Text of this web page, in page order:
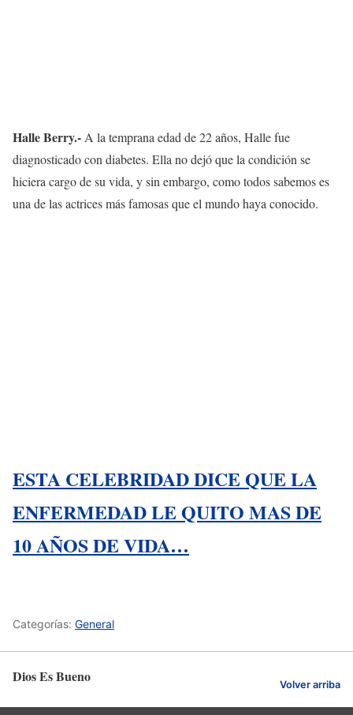
Halle Berry.-A la temprana edad de 22 años, Halle fue
diagnosticado con diabetes. Ella no dejó que la condición se
hiciera cargo de su vida, y sin embargo, como todos sabemos es
una de las actrices más famosas que el mundo haya conocido.
ESTA CELEBRIDAD DICE QUE LA
ENFERMEDAD LE QUITO MAS DE
10 AÑOS DE VIDA…
Categorías: General
Dios Es Bueno Volver arriba